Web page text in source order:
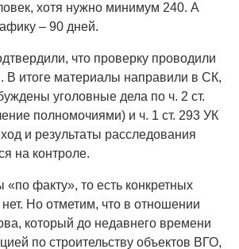
хотя нужно минимум 240. А
– 90 дней.
что проверку проводили
В итоге материалы направили в СК,
уголовные дела по ч. 2 ст.
полномочиями) и ч. 1 ст. 293 УК
и результаты расследования
на контроле.
факту», то есть конкретных
Но отметим, что в отношении
который до недавнего времени
по строительству объектов ВГО,